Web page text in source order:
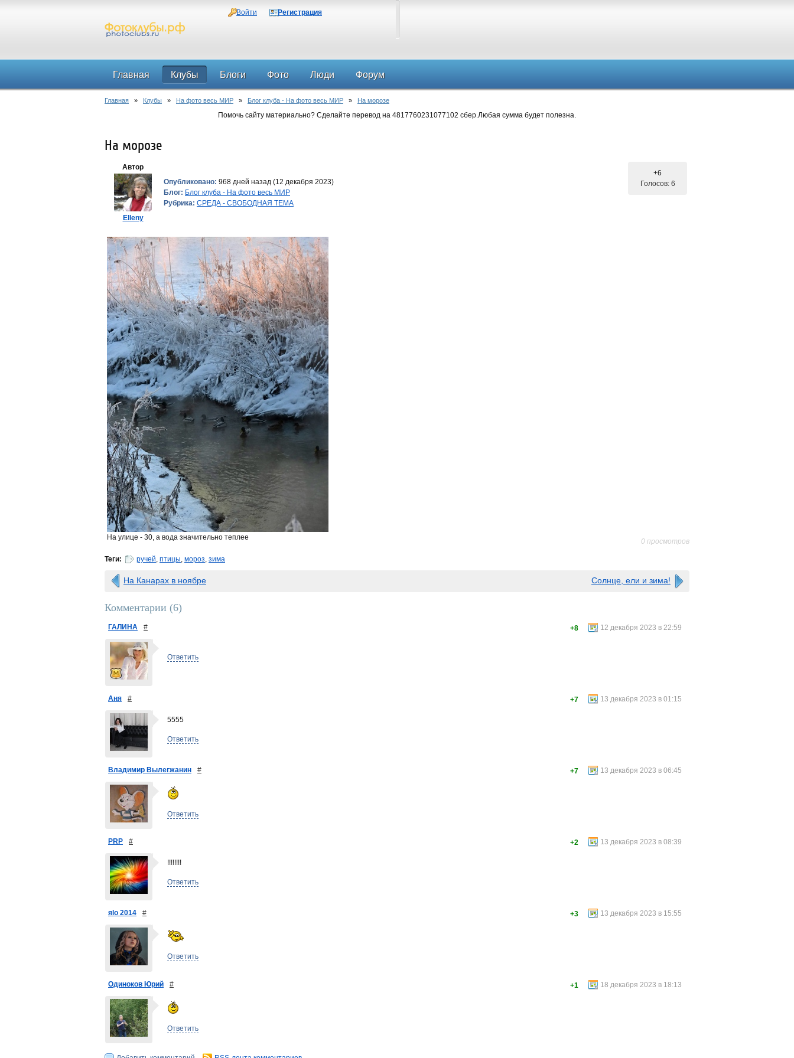
Войти Регистрация
Главная Клубы Блоги Фото Люди Форум
Главная » Клубы » На фото весь МИР » Блог клуба - На фото весь МИР » На морозе
Помочь сайту материально? Сделайте перевод на 4817760231077102 сбер.Любая сумма будет полезна.
На морозе
Автор
Elleny
Опубликовано: 968 дней назад (12 декабря 2023)
Блог: Блог клуба - На фото весь МИР
Рубрика: СРЕДА - СВОБОДНАЯ ТЕМА
+6
Голосов: 6
На улице - 30, а вода значительно теплее 0 просмотров
Теги: ручей, птицы, мороз, зима
На Канарах в ноябре Солнце, ели и зима!
Комментарии (6)
ГАЛИНА # 12 декабря 2023 в 22:59
+8
Ответить
Аня # 13 декабря 2023 в 01:15
+7
5555
Ответить
Владимир Вылегжанин # 13 декабря 2023 в 06:45
+7
Ответить
PRP # 13 декабря 2023 в 08:39
+2
!!!!!!!!
Ответить
яlo 2014 # 13 декабря 2023 в 15:55
+3
Ответить
Одиноков Юрий # 18 декабря 2023 в 18:13
+1
Ответить